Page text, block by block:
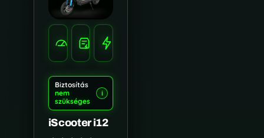
KM/H
HATÓTÁV
Biztosítás
nem
szükséges
i
iScooter i12